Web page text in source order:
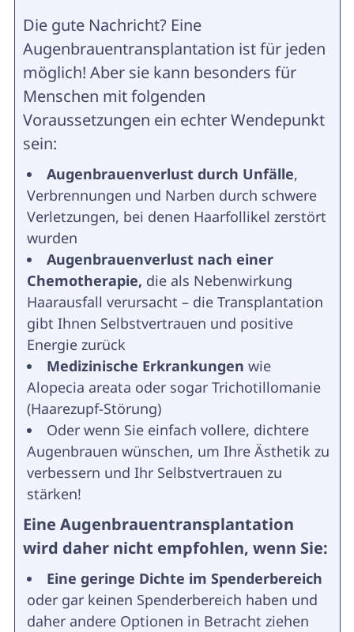
Die gute Nachricht? Eine
Augenbrauentransplantation ist für jeden
möglich! Aber sie kann besonders für
Menschen mit folgenden
Voraussetzungen ein echter Wendepunkt
sein:
Augenbrauenverlust durch Unfälle,
Verbrennungen und Narben durch schwere
Verletzungen, bei denen Haarfollikel zerstört
wurden
Augenbrauenverlust nach einer
Chemotherapie, die als Nebenwirkung
Haarausfall verursacht – die Transplantation
gibt Ihnen Selbstvertrauen und positive
Energie zurück
Medizinische Erkrankungen wie
Alopecia areata oder sogar Trichotillomanie
(Haarezupf-Störung)
Oder wenn Sie einfach vollere, dichtere
Augenbrauen wünschen, um Ihre Ästhetik zu
verbessern und Ihr Selbstvertrauen zu
stärken!
Eine Augenbrauentransplantation
wird daher nicht empfohlen, wenn Sie:
Eine geringe Dichte im Spenderbereich
oder gar keinen Spenderbereich haben und
daher andere Optionen in Betracht ziehen